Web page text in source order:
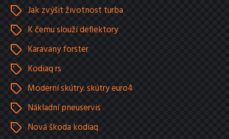
Jak zvýšit životnost turba
K čemu slouží deflektory
Karavany forster
Kodiaq rs
Moderní skútry. skútry euro4
Nákladní pneuservis
Nová škoda kodiaq